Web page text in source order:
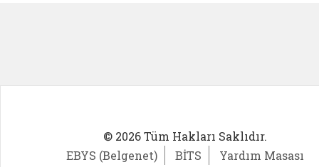
© 2026 Tüm Hakları Saklıdır.
EBYS (Belgenet)
BİTS Yardım Masası